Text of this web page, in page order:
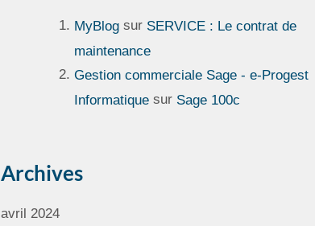
MyBlog sur SERVICE : Le contrat de
maintenance
Gestion commerciale Sage - e-Progest
Informatique sur Sage 100c
Archives
avril 2024